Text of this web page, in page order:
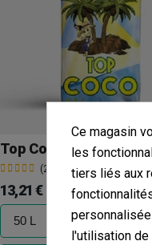
Top Coco 50 L - Top
(23)
13,21 €
Ce magasin
les
tiers liés aux
l'utilisation